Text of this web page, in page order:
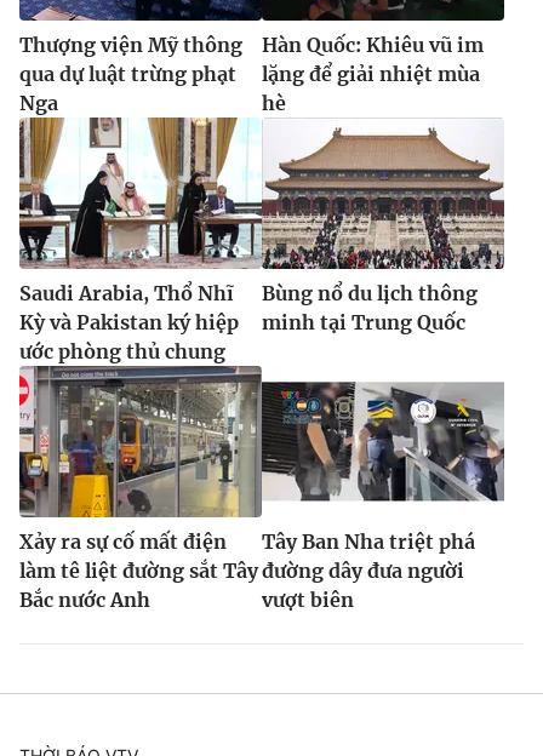
Thượng viện Mỹ thông
qua dự luật trừng phạt
Nga
Hàn Quốc: Khiêu vũ im
lặng để giải nhiệt mùa
hè
Saudi Arabia, Thổ Nhĩ
Kỳ và Pakistan ký hiệp
ước phòng thủ chung
Bùng nổ du lịch thông
minh tại Trung Quốc
Xảy ra sự cố mất điện
làm tê liệt đường sắt Tây
Bắc nước Anh
Tây Ban Nha triệt phá
đường dây đưa người
vượt biên